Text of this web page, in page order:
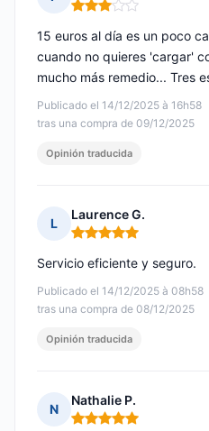
Nota: 3 de 5
Publicado el 14/12/2025 à 16h58
tras una compra de 09/12/2025
15 euros al día es un poco
cuando no quieres 'cargar'
mucho más remedio... Tres
Opinión traducida
L
Laurence G.
Nota: 5 de 5
Publicado el 14/12/2025 à 08h58
tras una compra de 08/12/2025
Servicio eficiente y seguro.
Opinión traducida
N
Nathalie P.
Nota: 5 de 5